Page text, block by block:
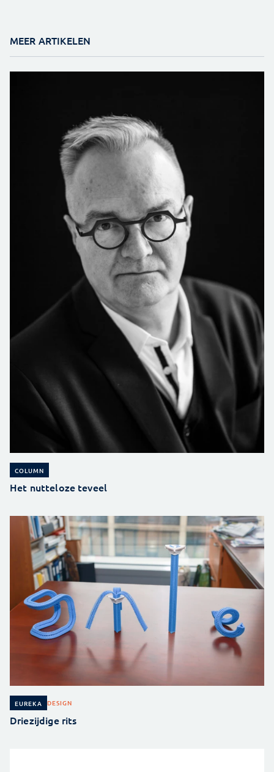
MEER ARTIKELEN
COLUMN
Het nutteloze teveel
EUREKA DESIGN
Driezijdige rits